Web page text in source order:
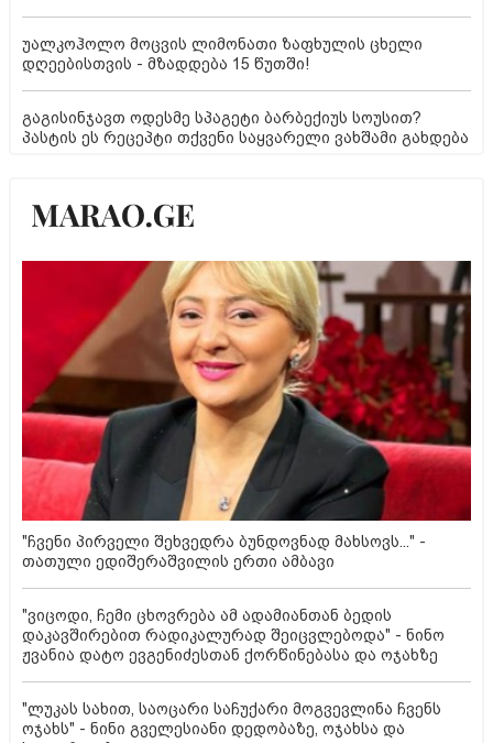
უალკოჰოლო მოცვის ლიმონათი ზაფხულის ცხელი
დღეებისთვის - მზადდება 15 წუთში!
გაგისინჯავთ ოდესმე სპაგეტი ბარბექიუს სოუსით?
პასტის ეს რეცეპტი თქვენი საყვარელი ვახშამი გახდება
"ჩვენი პირველი შეხვედრა ბუნდოვნად მახსოვს..." -
თათული ედიშერაშვილის ერთი ამბავი
"ვიცოდი, ჩემი ცხოვრება ამ ადამიანთან ბედის
დაკავშირებით რადიკალურად შეიცვლებოდა" - ნინო
ჟვანია დატო ევგენიძესთან ქორწინებასა და ოჯახზე
"ლუკას სახით, საოცარი საჩუქარი მოგვევლინა ჩვენს
ოჯახს" - ნინი გველესიანი დედობაზე, ოჯახსა და